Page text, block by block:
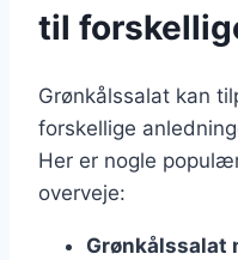
til
Grønkålssalat kan
forskellige
Her er nogle
overveje:
Grønkålssalat